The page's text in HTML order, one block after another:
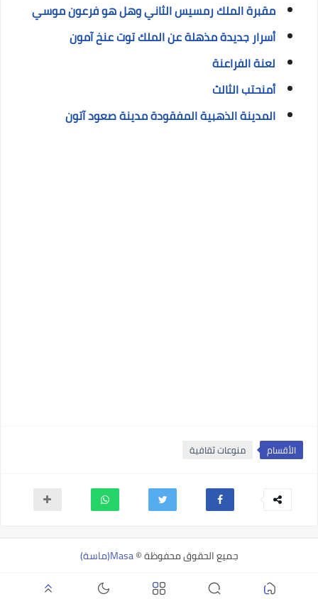
مقبرة الملك رمسيس الثاني وهل هو فرعون موسي
أسرار جديدة مذهلة عن الملك توت عنخ آمون
لعنة الفراعنة
أمنحتب الثالث
المدينة الذهبية المفقودة مدينة صعود آتون
الأقسام منوعات ثقافية
جميع الحقوق محفوظة ©Masa(ماسة)